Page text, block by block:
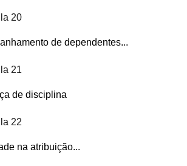
20
de dependentes...
21
de disciplina
22
na atribuição...